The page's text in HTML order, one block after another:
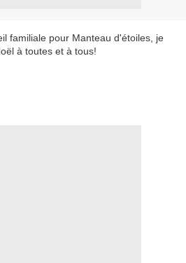
familiale pour Manteau d'étoiles, je
à toutes et à tous!